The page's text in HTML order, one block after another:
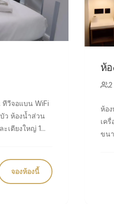
2 เตียง และเตียงใหญ่ 1...
จองห้องนี้
ห้
2
ห้องพั
เครื่องปรับ
ขนาดห้อ